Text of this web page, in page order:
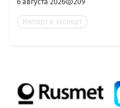
6 августа 2026 209
Импорт и экспорт